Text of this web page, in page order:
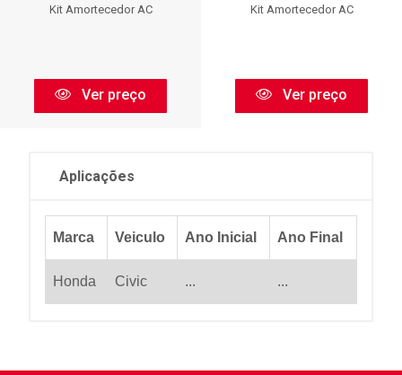
Kit Amortecedor AC
Ver preço
Kit Amortecedor AC
Ver preço
Aplicações
Marca Veiculo Ano Inicial Ano Final
Honda Civic ... ...